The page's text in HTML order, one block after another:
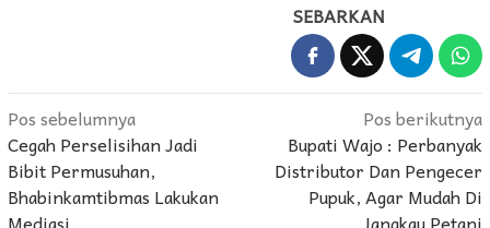
SEBARKAN
Navigasi
pos
Pos sebelumnya
Cegah Perselisihan Jadi
Bibit Permusuhan,
Bhabinkamtibmas Lakukan
Pos berikutnya
Bupati Wajo : Perbanyak
Distributor Dan Pengecer
Pupuk, Agar Mudah Di